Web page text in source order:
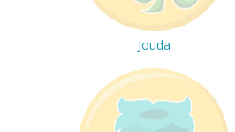
Jouda